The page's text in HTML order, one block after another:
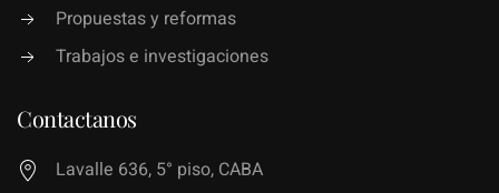
Propuestas y reformas
Trabajos e investigaciones
Contactanos
Lavalle 636, 5° piso, CABA